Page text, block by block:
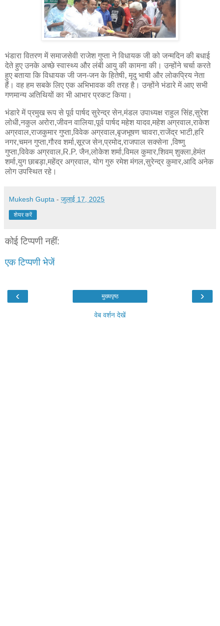
भंडारा वितरण में समाजसेवी राजेश गुप्ता ने विधायक जी को जन्मदिन की बधाई
देते हुए उनके अच्छे स्वास्थ्य और लंबी आयु की कामना की। उन्होंने चर्चा करते
हुए बताया कि विधायक जी जन-जन के हितेषी, मृदु भाषी और लोकप्रिय नेता
हैं। वह हम सबके लिए एक अभिभावक की तरह है। उन्होंने भंडारे में आए सभी
गणमान्य अतिथियों का भी आभार प्रकट किया।
भंडारे में प्रमुख रूप से पूर्व पार्षद सुरेन्द्र सेन,मंडल उपाध्यक्ष राहुल सिंह,सुरेश
लोधी,नकुल अरोरा,जीवन वालिया,पूर्व पार्षद महेश यादव,महेश अग्रवाल,राकेश
अग्रवाल,राजकुमार गुप्ता,विवेक अग्रवाल,बृजभूषण चावरा,राजेंद्र भाटी,हरि
नगर,चमन गुप्ता,गौरव शर्मा,सूरज सेन,प्रमोद,राजपाल सक्सेना ,विष्णु
गुप्ता,विवेक अग्रवाल,R.P. जैन,लोकेश शर्मा,विमल कुमार,शिवम् शुक्ला,हेमंत
शर्मा,युग छाबड़ा,महेंद्र अग्रवाल, योग गुरु रमेश मंगल,सुरेन्द्र कुमार,आदि अनेक
लोग उपस्थित रहे।
Mukesh Gupta - जुलाई 17, 2025
शेयर करें
कोई टिप्पणी नहीं:
एक टिप्पणी भेजें
‹ ›
मुख्यपृष्ठ
वेब वर्शन देखें